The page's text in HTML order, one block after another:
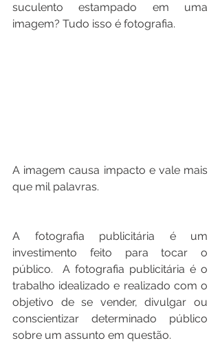
suculento estampado em uma
imagem? Tudo isso é fotografia.
A imagem causa impacto e vale mais
que mil palavras.
A fotografia publicitária é um
investimento feito para tocar o
público.  A fotografia publicitária é o
trabalho idealizado e realizado com o
objetivo de se vender, divulgar ou
conscientizar determinado público
sobre um assunto em questão.